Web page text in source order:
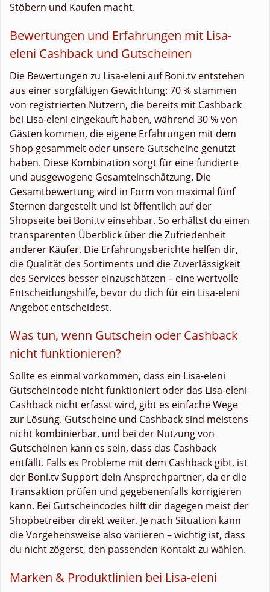
Stöbern und Kaufen macht.
Bewertungen und Erfahrungen mit Lisa-
eleni Cashback und Gutscheinen
Die Bewertungen zu Lisa-eleni auf Boni.tv entstehen
aus einer sorgfältigen Gewichtung: 70 % stammen
von registrierten Nutzern, die bereits mit Cashback
bei Lisa-eleni eingekauft haben, während 30 % von
Gästen kommen, die eigene Erfahrungen mit dem
Shop gesammelt oder unsere Gutscheine genutzt
haben. Diese Kombination sorgt für eine fundierte
und ausgewogene Gesamteinschätzung. Die
Gesamtbewertung wird in Form von maximal fünf
Sternen dargestellt und ist öffentlich auf der
Shopseite bei Boni.tv einsehbar. So erhältst du einen
transparenten Überblick über die Zufriedenheit
anderer Käufer. Die Erfahrungsberichte helfen dir,
die Qualität des Sortiments und die Zuverlässigkeit
des Services besser einzuschätzen – eine wertvolle
Entscheidungshilfe, bevor du dich für ein Lisa-eleni
Angebot entscheidest.
Was tun, wenn Gutschein oder Cashback
nicht funktionieren?
Sollte es einmal vorkommen, dass ein Lisa-eleni
Gutscheincode nicht funktioniert oder das Lisa-eleni
Cashback nicht erfasst wird, gibt es einfache Wege
zur Lösung. Gutscheine und Cashback sind meistens
nicht kombinierbar, und bei der Nutzung von
Gutscheinen kann es sein, dass das Cashback
entfällt. Falls es Probleme mit dem Cashback gibt, ist
der Boni.tv Support dein Ansprechpartner, da er die
Transaktion prüfen und gegebenenfalls korrigieren
kann. Bei Gutscheincodes hilft dir dagegen meist der
Shopbetreiber direkt weiter. Je nach Situation kann
die Vorgehensweise also variieren – wichtig ist, dass
du nicht zögerst, den passenden Kontakt zu wählen.
Marken & Produktlinien bei Lisa-eleni